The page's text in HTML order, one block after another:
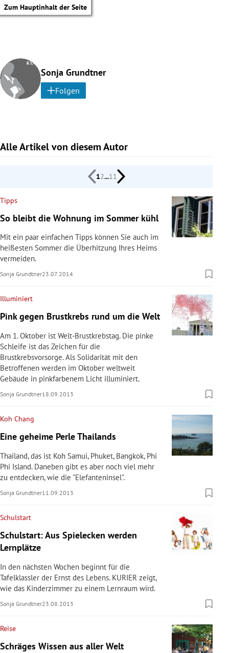
Zum Hauptinhalt der Seite
Untermenü
Untermenü
Untermenü
Untermenü
Untermenü
Untermenü
Untermenü
Sonja Grundtner
Folgen
Alle Artikel von diesem Autor
12...11
Tipps
So bleibt die Wohnung im Sommer kühl
Mit ein paar einfachen Tipps können Sie auch im
heißesten Sommer die Überhitzung Ihres Heims
vermeiden.
Sonja Grundtner23.07.2014
Illuminiert
Pink gegen Brustkrebs rund um die Welt
Am 1. Oktober ist Welt-Brustkrebstag. Die pinke
Schleife ist das Zeichen für die
Brustkrebsvorsorge. Als Solidarität mit den
Betroffenen werden im Oktober weltweit
Gebäude in pinkfarbenem Licht illuminiert.
Sonja Grundtner18.09.2013
Koh Chang
Eine geheime Perle Thailands
Thailand, das ist Koh Samui, Phuket, Bangkok, Phi
Phi Island. Daneben gibt es aber noch viel mehr
zu entdecken, wie die "Elefanteninsel".
Sonja Grundtner11.09.2013
Schulstart
Schulstart: Aus Spielecken werden
Lernplätze
In den nächsten Wochen beginnt für die
Tafelklassler der Ernst des Lebens. KURIER zeigt,
wie das Kinderzimmer zu einem Lernraum wird.
Sonja Grundtner23.08.2013
Reise
Schräges Wissen aus aller Welt